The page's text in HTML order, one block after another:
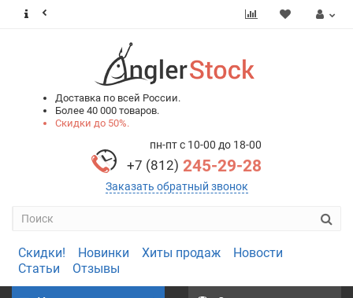
Доставка по всей России.
Более 40 000 товаров.
Скидки до 50%.
пн-пт с 10-00 до 18-00
+7 (812) 245-29-28
Заказать обратный звонок
Скидки! Новинки Хиты продаж
Новости
Статьи
Отзывы